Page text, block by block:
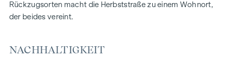
Wohngefühl, das Design und Geborgenheit auf
außergewöhnliche Weise vereint. Die hochwertige
stilvolles, modernes Leben abgestimmt. Edle Parkettböden
Rückzugsorten macht die Herbststraße zu einem Wohnort,
der beides vereint.
NACHHALTIGKEIT